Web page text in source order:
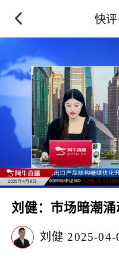
快
刘健：市场暗潮
刘健 2025-04-